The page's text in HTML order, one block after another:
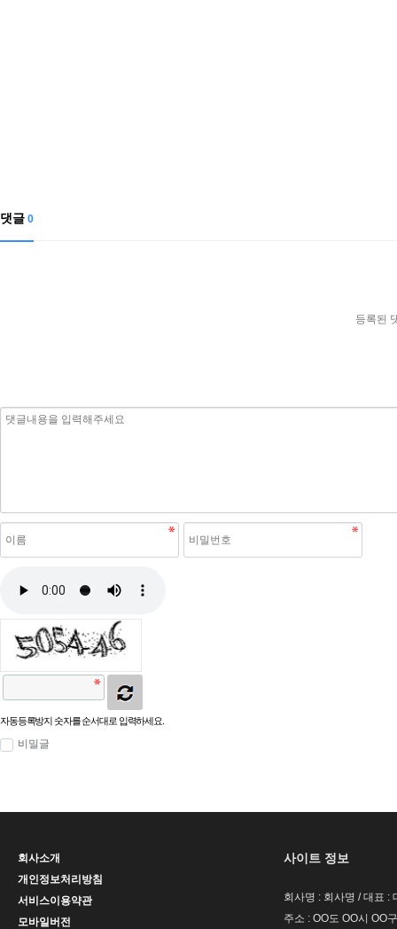
댓글 0
등록된
자동등록방지 숫자를 순서대로 입력하세요.
비밀글
회사소개
개인정보처리방침
서비스이용약관
모바일버전
사이트 정보
회사명 : 회사명 / 대표 :
주소 : OO도 OO시 OO